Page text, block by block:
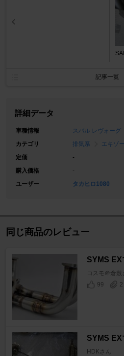
記事一覧
詳細データ
車種情報
スバル レヴォーグ
カテゴリ
排気系
エキゾ
定価
-
購入価格
-
ユーザー
タカヒロ1080
同じ商品のレビュー
SYMS EX
コスモ＠倉敷
99
2
SYMS EX
HDKさん